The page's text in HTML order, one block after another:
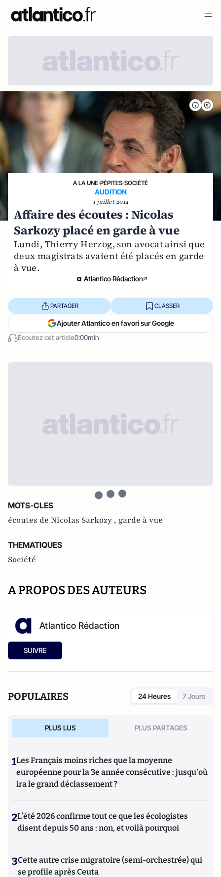
A LA UNE›PÉPITES›SOCIÉTÉ
AUDITION
1 juillet 2014
Affaire des écoutes : Nicolas
Sarkozy placé en garde à vue
Lundi, Thierry Herzog, son avocat ainsi que
deux magistrats avaient été placés en garde
à vue.
Atlantico Rédaction
Écoutez cet article0:00min
PARTAGER CLASSER
Ajouter Atlantico en favori sur Google
MOTS-CLES
écoutes de Nicolas Sarkozy , garde à vue
THEMATIQUES
Société
A PROPOS DES AUTEURS
Atlantico Rédaction
SUIVRE
POPULAIRES 24 Heures 7 Jours
PLUS LUS PLUS PARTAGES
1Les Français moins riches que la moyenne
européenne pour la 3e année consécutive : jusqu'où
ira le grand déclassement ?
2L’été 2026 confirme tout ce que les écologistes
disent depuis 50 ans : non, et voilà pourquoi
3Cette autre crise migratoire (semi-orchestrée) qui
se profile après Ceuta